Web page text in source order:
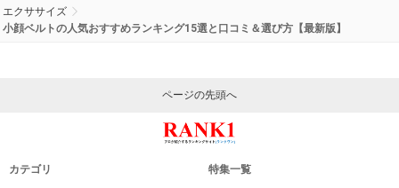
エクササイズ
小顔ベルトの人気おすすめランキング15選と口コミ＆選び方【最新版】
ページの先頭へ
カテゴリ 特集一覧